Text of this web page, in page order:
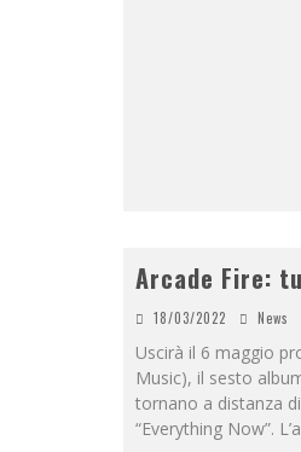
Arcade Fire:
18/03/2022 News
Uscirà il 6 maggio
Music), il sesto
tornano a distanza
“Everything Now”.